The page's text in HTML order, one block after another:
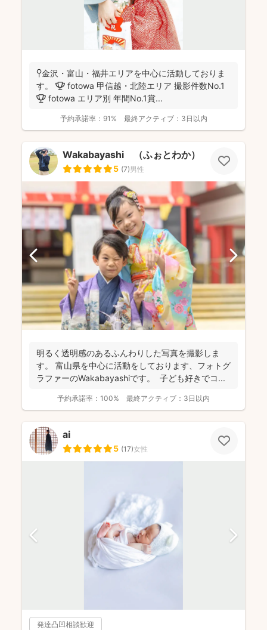
📍金沢・富山・福井エリアを中心に活動しておりま
す。 🏆 fotowa 甲信越・北陸エリア 撮影件数No.1
🏆 fotowa エリア別 年間No.1賞...
予約承諾率： 91% 最終アクティブ： 3日以内
Wakabayashi （ふぉとわか）
5 (7)男性
明るく透明感のあるふんわりした写真を撮影しま
す。 富山県を中心に活動をしております、フォトグ
ラファーのWakabayashiです。 子ども好きでコ...
予約承諾率： 100% 最終アクティブ： 3日以内
ai
5 (17)女性
発達凸凹相談歓迎